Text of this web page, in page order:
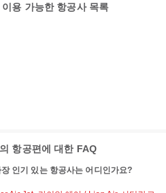
용 가능한 항공사 목록
항공편에 대한 FAQ
인기 있는 항공사는 어디인가요?